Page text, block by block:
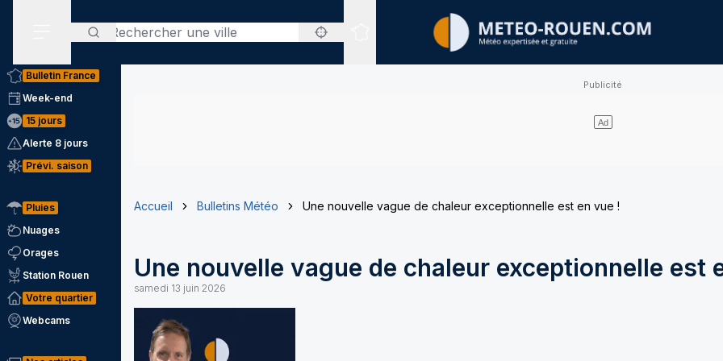
Rechercher
Sites expertisés
Bulletin France
Week-end
15 jours
Alerte 8 jours
Prévi. saison
Pluies
Nuages
Orages
Station Rouen
Votre quartier
Webcams
Accueil Bulletins Météo Une nouvelle vague de chaleur exceptionnelle est en vue !
Une nouvelle vague de chaleur exceptionnelle est
samedi 13 juin 2026